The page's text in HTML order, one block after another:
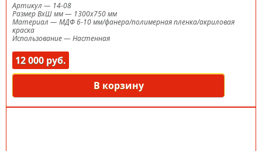
Артикул — 14-08
Размер ВxШ мм— 1300х750 мм
Материал — МДФ 6-10 мм/фанера/полимерная пленка/акриловая
краска
Использование— Настенная
12 000 руб.
В корзину